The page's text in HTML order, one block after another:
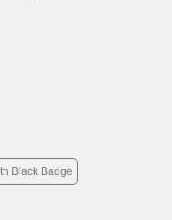
Black Badge